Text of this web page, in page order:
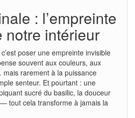
: l’empreinte
notre intérieur
poser une empreinte invisible
souvent aux couleurs, aux
rarement à la puissance
senteur. Et pourtant : une
sucré du basilic, la douceur
tout cela transforme à jamais la